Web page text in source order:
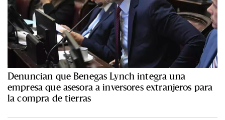
Denuncian que Benegas Lynch integra una
empresa que asesora a inversores extranjeros para
la compra de tierras